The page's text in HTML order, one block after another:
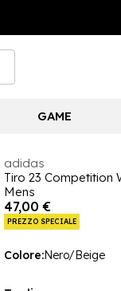
GAME
adidas
Tiro 23 Competition
Mens
47,00 €
PREZZO SPECIALE
Colore:Nero/Beige